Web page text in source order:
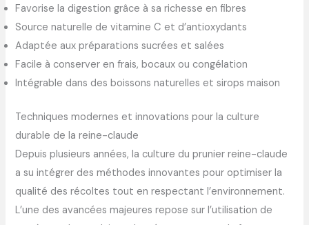
Favorise la digestion grâce à sa richesse en fibres
Source naturelle de vitamine C et d’antioxydants
Adaptée aux préparations sucrées et salées
Facile à conserver en frais, bocaux ou congélation
Intégrable dans des boissons naturelles et sirops maison
Techniques modernes et innovations pour la culture
durable de la reine-claude
Depuis plusieurs années, la culture du prunier reine-claude
a su intégrer des méthodes innovantes pour optimiser la
qualité des récoltes tout en respectant l’environnement.
L’une des avancées majeures repose sur l’utilisation de